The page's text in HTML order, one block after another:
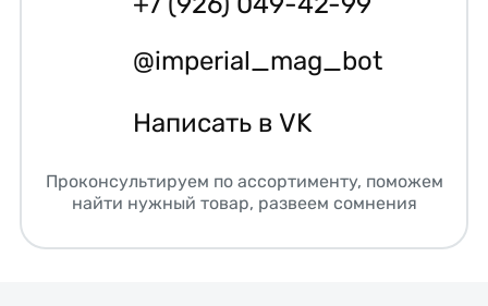
@imperial_mag_bot
Написать в VK
Проконсультируем по ассортименту, поможем
найти нужный товар, развеем сомнения